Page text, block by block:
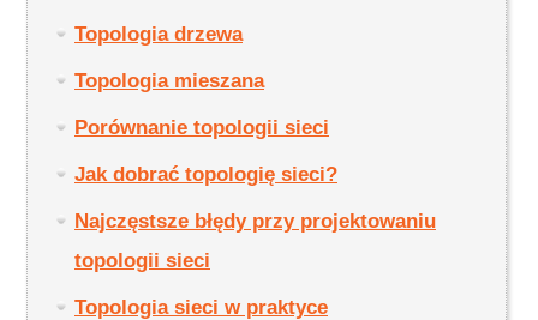
Topologia drzewa
Topologia mieszana
Porównanie topologii sieci
Jak dobrać topologię sieci?
Najczęstsze błędy przy projektowaniu
topologii sieci
Topologia sieci w praktyce